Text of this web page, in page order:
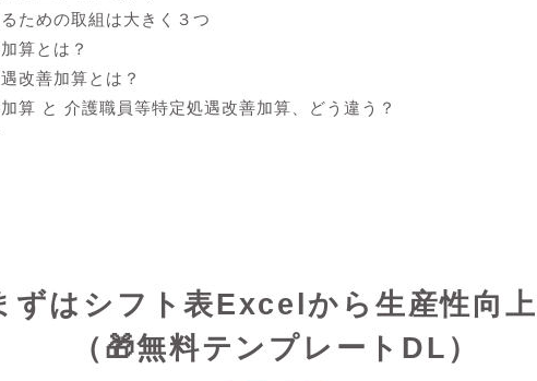
ための取組は大きく３つ
算とは？
改善加算とは？
算 と 介護職員等特定処遇改善加算、どう違う？
ずはシフト表Excelから生産性向上
（🎁無料テンプレートDL）